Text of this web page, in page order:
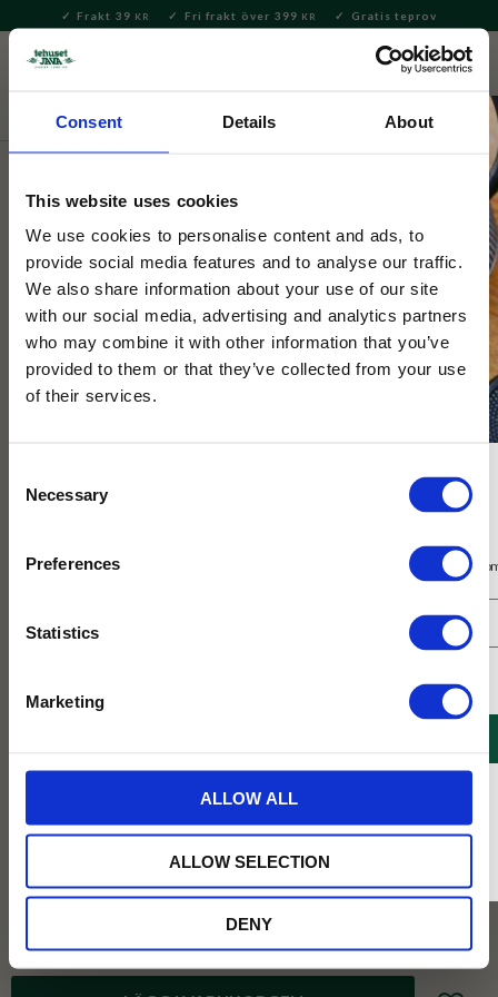
Consent Details About
This website uses cookies
We use cookies to personalise content and ads, to
provide social media features and to analyse our traffic.
We also share information about your use of our site
with our social media, advertising and analytics partners
who may combine it with other information that you’ve
provided to them or that they’ve collected from your use
of their services.
Selection
Necessary
Preferences
Statistics
Marketing
ALLOW ALL
ALLOW SELECTION
DENY
Meny
Frakt 39 KR Fri frakt över 399 KR Gratis teprov
Te Löste Svart te
Lakrits svart te
2 Betyg
Svart te med Lakritsrot och vanilj för den godissugne!
100g
250g 1kg
79KR
Få 10% rabatt på ditt första köp på nätet och ta del av erbjudanden året
* Rabatten gäller endast online på Tehusetjava.se. Rabatten fungerar endast på